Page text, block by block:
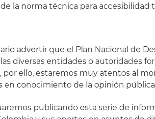
la norma técnica para accesibilidad
advertir que el Plan Nacional de
diversas entidades o autoridades
por ello, estaremos muy atentos al
en conocimiento de la opinión
publicando esta serie de